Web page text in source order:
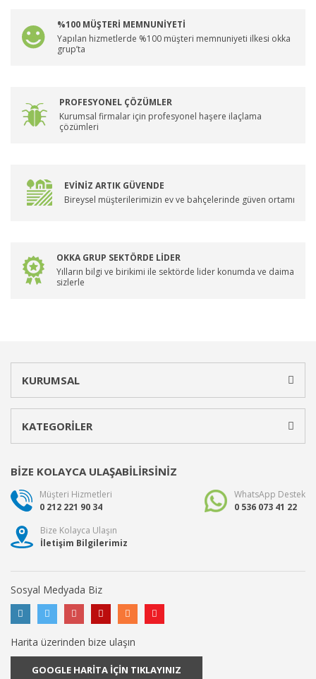
%100 MÜŞTERİ MEMNUNİYETİ
Yapılan hizmetlerde %100 müşteri memnuniyeti ilkesi okka
grup’ta
PROFESYONEL ÇÖZÜMLER
Kurumsal firmalar için profesyonel haşere ilaçlama
çözümleri
EVİNİZ ARTIK GÜVENDE
Bireysel müşterilerimizin ev ve bahçelerinde güven ortamı
OKKA GRUP SEKTÖRDE LİDER
Yılların bilgi ve birikimi ile sektörde lider konumda ve daima
sizlerle
KURUMSAL
KATEGORİLER
BİZE KOLAYCA ULAŞABİLİRSİNİZ
Müşteri Hizmetleri
0 212 221 90 34
WhatsApp Destek
0 536 073 41 22
Bize Kolayca Ulaşın
İletişim Bilgilerimiz
Sosyal Medyada Biz
Harita üzerinden bize ulaşın
GOOGLE HARİTA İÇİN TIKLAYINIZ